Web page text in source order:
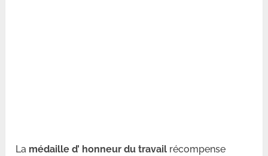
La médaille d’ honneur du travail récompense